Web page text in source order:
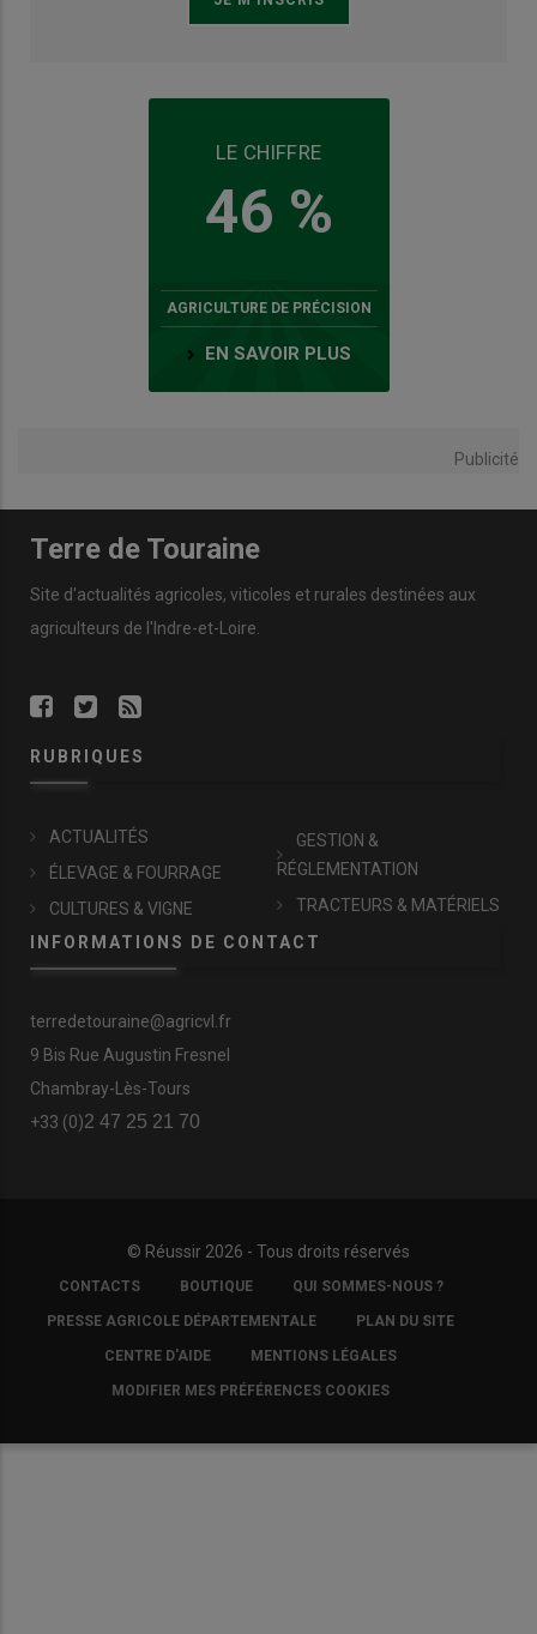
LE CHIFFRE
46 %
AGRICULTURE DE PRÉCISION
EN SAVOIR PLUS
Publicité
Terre de Touraine
Site d'actualités agricoles, viticoles et rurales destinées aux
agriculteurs de l'Indre-et-Loire.
RUBRIQUES
ACTUALITÉS
ÉLEVAGE & FOURRAGE
CULTURES & VIGNE
GESTION &
RÉGLEMENTATION
TRACTEURS & MATÉRIELS
INFORMATIONS DE CONTACT
terredetouraine@agricvl.fr
9 Bis Rue Augustin Fresnel
Chambray-Lès-Tours
+33 (0)2 47 25 21 70
© Réussir 2026 - Tous droits réservés
FOOTER
COPYRIGHT
CONTACTS BOUTIQUE QUI SOMMES-NOUS ?
PRESSE AGRICOLE DÉPARTEMENTALE PLAN DU SITE
CENTRE D'AIDE MENTIONS LÉGALES
MODIFIER MES PRÉFÉRENCES COOKIES